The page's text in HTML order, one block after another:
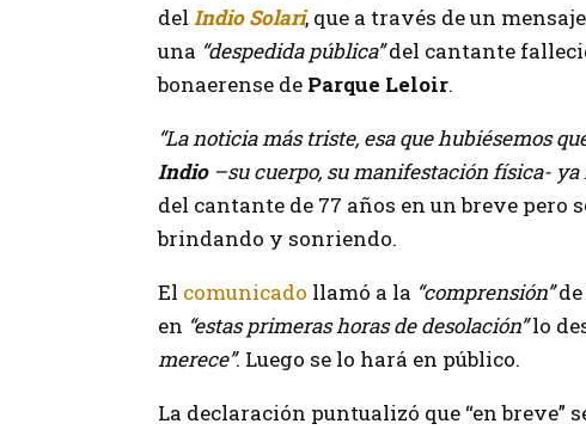
del Indio Solari, que a través de un
una “despedida pública”del cantante
bonaerense de Parque Leloir.
“La noticia más triste, esa que hubiésemos
Indio –su cuerpo, su manifestación física- ya
del cantante de 77 años en un breve
brindando y sonriendo.
El comunicado llamó a la “comprensión”de
en “estas primeras horas de desolación”lo
merece”. Luego se lo hará en público.
La declaración puntualizó que “en breve”